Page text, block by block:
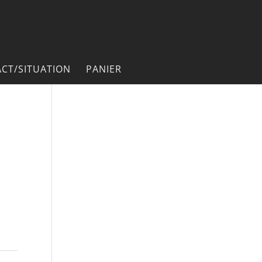
SITUATION PANIER